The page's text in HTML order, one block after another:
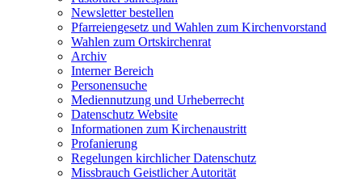
Newsletter bestellen
Pfarreiengesetz und Wahlen zum Kirchenvorstand
Wahlen zum Ortskirchenrat
Archiv
Interner Bereich
Personensuche
Mediennutzung und Urheberrecht
Datenschutz Website
Informationen zum Kirchenaustritt
Profanierung
Regelungen kirchlicher Datenschutz
Missbrauch Geistlicher Autorität